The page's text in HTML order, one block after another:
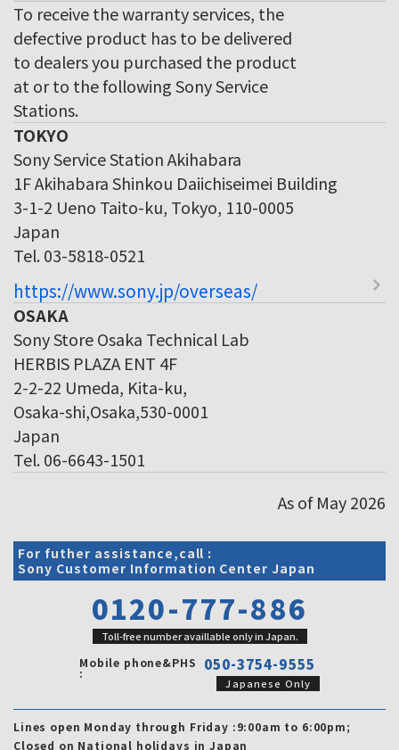
To receive the warranty services, the
defective product has to be delivered
to dealers you purchased the product
at or to the following Sony Service
Stations.
TOKYO
Sony Service Station Akihabara
1F Akihabara Shinkou Daiichiseimei Building
3-1-2 Ueno Taito-ku, Tokyo, 110-0005
Japan
Tel. 03-5818-0521
https://www.sony.jp/overseas/
OSAKA
Sony Store Osaka Technical Lab
HERBIS PLAZA ENT 4F
2-2-22 Umeda, Kita-ku,
Osaka-shi,Osaka,530-0001
Japan
Tel. 06-6643-1501
As of May 2026
For futher assistance,call :
Sony Customer Information Center Japan
0120-777-886
Toll-free number availlable only in Japan.
Mobile phone&PHS
: 050-3754-9555
Japanese Only
Lines open Monday through Friday :9:00am to 6:00pm;
Closed on National holidays in Japan